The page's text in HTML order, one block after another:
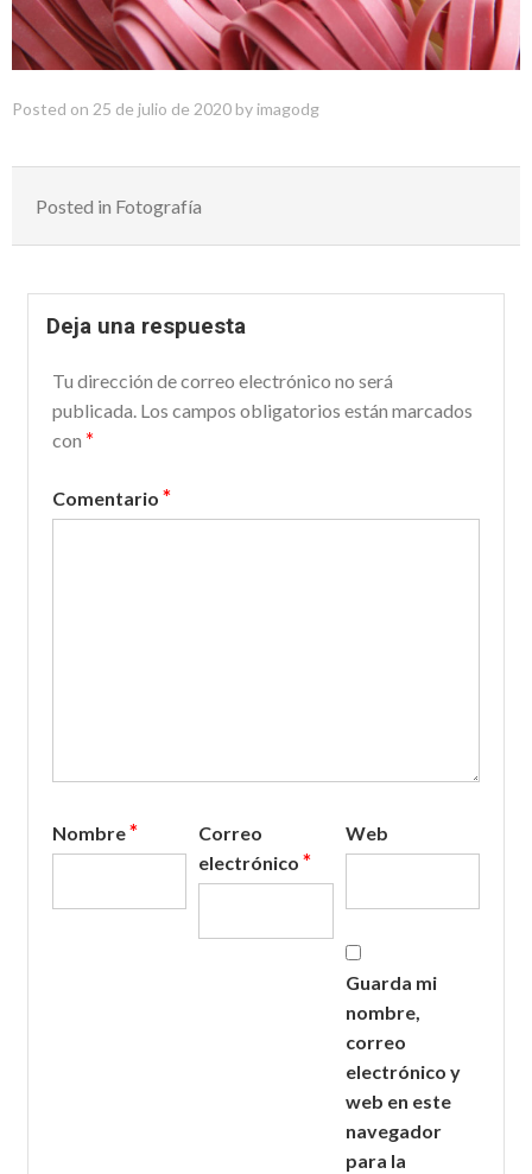
Posted on 25 de julio de 2020 by imagodg
Posted in Fotografía
Deja una respuesta
Tu dirección de correo electrónico no será
publicada. Los campos obligatorios están marcados
con *
Comentario *
Nombre*
Correo
electrónico*
Web
Guarda mi
nombre,
correo
electrónico y
web en este
navegador
para la